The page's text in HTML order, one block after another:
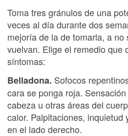
Toma tres gránulos de una
veces al día durante dos
mejoría de la de tomarla, a
vuelvan. Elige el remedio que
síntomas:
Belladona. Sofocos
cara se ponga roja.
cabeza u otras áreas del
calor. Palpitaciones, inquietud
en el lado derecho.